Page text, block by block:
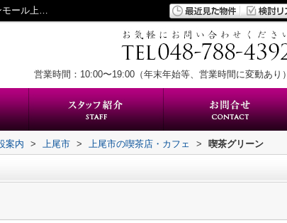
喫茶グリーン情報ページ｜上尾の不動産｜K’ｓエステート株式会社イオンハウジングイオンモール上尾店
営業時間：10:00〜19:00（年末年始等、営業時間に変動あり）
案内 > 上尾市 > 上尾市の喫茶店・カフェ > 喫茶グリーン